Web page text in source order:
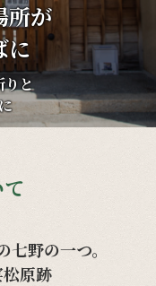
所が
に
りと
野の一つ。
原跡